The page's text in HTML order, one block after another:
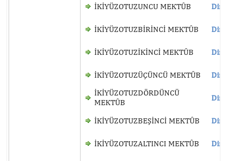
İKİYÜZOTUZUNCU MEKTÛB
İKİYÜZOTUZBİRİNCİ MEKTÛB
İKİYÜZOTUZİKİNCİ MEKTÛB
İKİYÜZOTUZÜÇÜNCÜ MEKTÛB
İKİYÜZOTUZDÖRDÜNCÜ
MEKTÛB
İKİYÜZOTUZBEŞİNCİ MEKTÛB
İKİYÜZOTUZALTINCI MEKTÛB